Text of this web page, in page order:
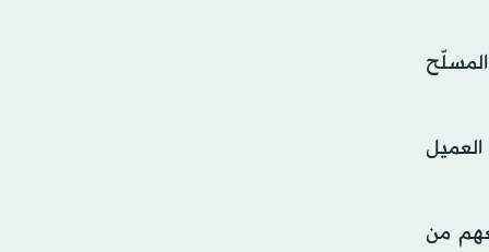
العميل
فقتل 5 أشخاص، جميعهم من